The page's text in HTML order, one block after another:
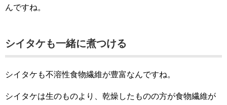
んですね。
シイタケも一緒に煮つける
シイタケも不溶性食物繊維が豊富なんですね。
シイタケは生のものより、乾燥したものの方が食物繊維が